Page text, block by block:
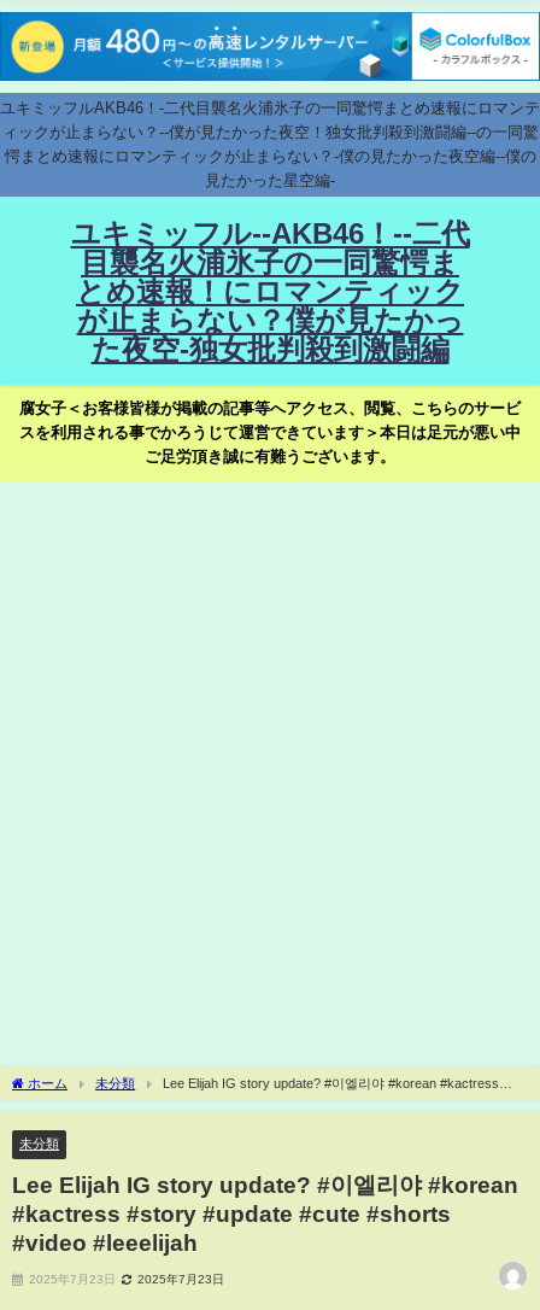
ユキミッフルAKB46！-二代目襲名火浦氷子の一同驚愕まとめ速報にロマンテ
ィックが止まらない？--僕が見たかった夜空！独女批判殺到激闘編--の一同驚
愕まとめ速報にロマンティックが止まらない？-僕の見たかった夜空編--僕の
見たかった星空編-
ユキミッフル--AKB46！--二代
目襲名火浦氷子の一同驚愕ま
とめ速報！にロマンティック
が止まらない？僕が見たかっ
た夜空-独女批判殺到激闘編
腐女子＜お客様皆様が掲載の記事等へアクセス、閲覧、こちらのサービ
スを利用される事でかろうじて運営できています＞本日は足元が悪い中
ご足労頂き誠に有難うございます。
ホーム 未分類
Lee Elijah IG story update? #이엘리야 #korean #kactress
#story #update #cute #shorts #video #leeelijah
未分類
Lee Elijah IG story update? #이엘리야 #korean
#kactress #story #update #cute #shorts
#video #leeelijah
2025年7月23日 2025年7月23日